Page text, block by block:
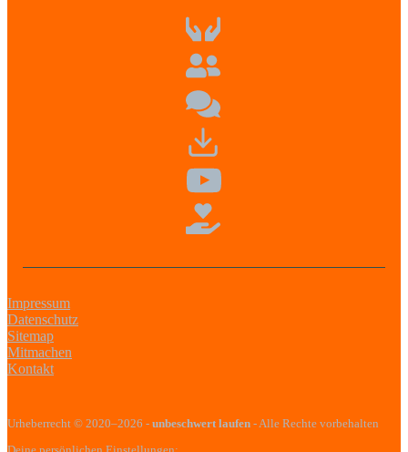
Impressum
Datenschutz
Sitemap
Mitmachen
Kontakt
Urheberrecht © 2020–2026 - unbeschwert laufen - Alle Rechte vorbehalten